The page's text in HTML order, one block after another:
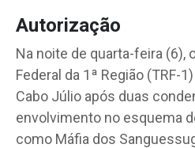
Autorização
Na noite de quarta-feira (6),
Federal da 1ª Região (TRF-
Cabo Júlio após duas
envolvimento no esquema
como Máfia dos